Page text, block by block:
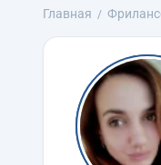
Главная